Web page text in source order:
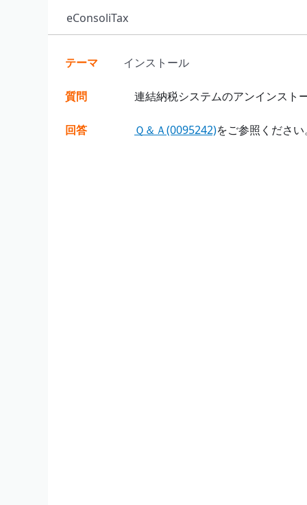
eConsoliTax
テーマ インストール
質問 連結納税システムのアンインスト
回答 Ｑ＆Ａ(0095242)をご参照くださ